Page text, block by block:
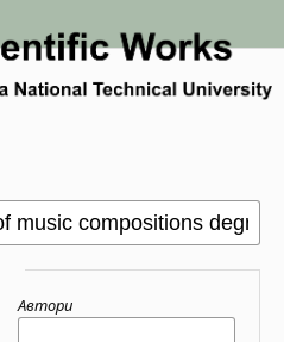
Автори